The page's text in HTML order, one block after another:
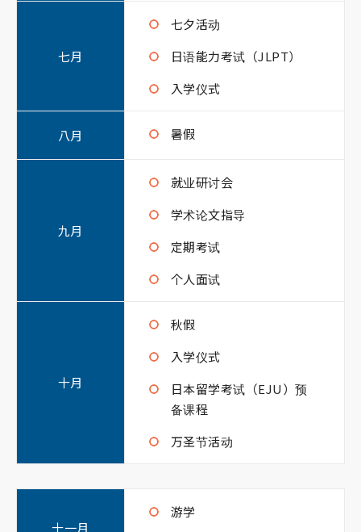
七月
七夕活动
日语能力考试（JLPT）
入学仪式
八月 暑假
九月
就业研讨会
学术论文指导
定期考试
个人面试
十月
秋假
入学仪式
日本留学考试（EJU）预
备课程
万圣节活动
十一月
游学